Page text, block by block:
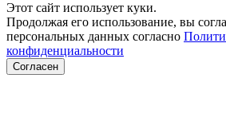
Этот сайт использует куки.
Продолжая его использование, вы
персональных данных согласно
конфиденциальности
Согласен